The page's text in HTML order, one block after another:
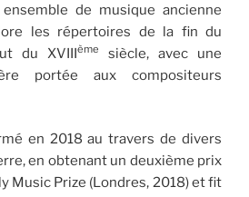
de musique ancienne
les répertoires de la fin du
du XVIIIème
siècle, avec une
portée aux compositeurs
en 2018 au travers de divers
en obtenant un deuxième prix
Music Prize (Londres, 2018) et fit